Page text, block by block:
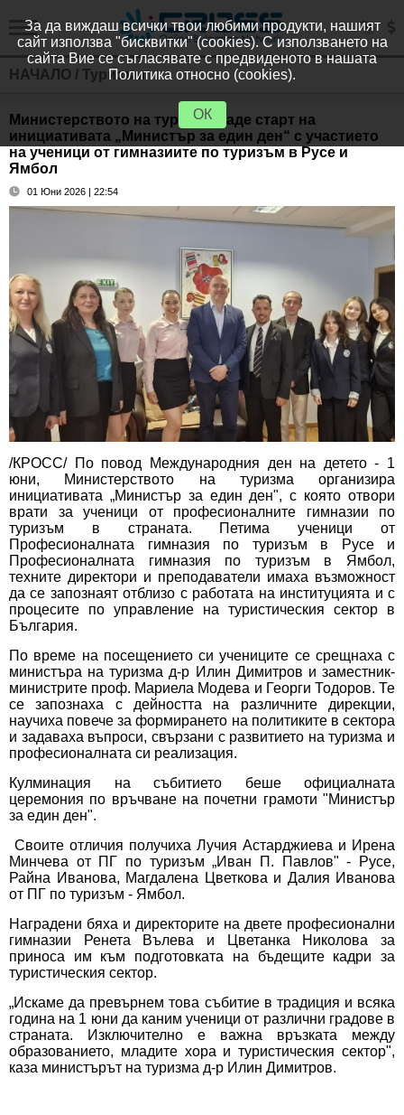
НАЧАЛО / Туризъм
Министерството на туризма даде старт на
инициативата „Министър за един ден“ с участието
на ученици от гимназиите по туризъм в Русе и
Ямбол
01 Юни 2026 | 22:54
/КРОСС/ По повод Международния ден на детето - 1
юни, Министерството на туризма организира
инициативата „Министър за един ден", с която отвори
врати за ученици от професионалните гимназии по
туризъм в страната. Петима ученици от
Професионалната гимназия по туризъм в Русе и
Професионалната гимназия по туризъм в Ямбол,
техните директори и преподаватели имаха възможност
да се запознаят отблизо с работата на институцията и с
процесите по управление на туристическия сектор в
България.
По време на посещението си учениците се срещнаха с
министъра на туризма д-р Илин Димитров и заместник-
министрите проф. Мариела Модева и Георги Тодоров. Те
се запознаха с дейността на различните дирекции,
научиха повече за формирането на политиките в сектора
и задаваха въпроси, свързани с развитието на туризма и
професионалната си реализация.
Кулминация на събитието беше официалната
церемония по връчване на почетни грамоти "Министър
за един ден".
Своите отличия получиха Лучия Астарджиева и Ирена
Минчева от ПГ по туризъм „Иван П. Павлов" - Русе,
Райна Иванова, Магдалена Цветкова и Далия Иванова
от ПГ по туризъм - Ямбол.
Наградени бяха и директорите на двете професионални
гимназии Ренета Вълева и Цветанка Николова за
приноса им към подготовката на бъдещите кадри за
туристическия сектор.
„Искаме да превърнем това събитие в традиция и всяка
година на 1 юни да каним ученици от различни градове в
страната. Изключително е важна връзката между
образованието, младите хора и туристическия сектор",
каза министърът на туризма д-р Илин Димитров.
За да виждаш всички твои любими продукти, нашият
сайт използва "бисквитки" (cookies). С използването на
сайта Вие се съгласявате с предвиденото в нашата
Политика относно (cookies).
ОК